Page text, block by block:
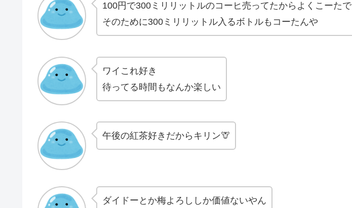
100円で300ミリリットルのコーヒ売ってたからよくこーたで
そのために300ミリリットル入るボトルもコーたんや
ワイこれ好き
待ってる時間もなんか楽しい
午後の紅茶好きだからキリン🦒
ダイドーとか梅よろししか価値ないやん